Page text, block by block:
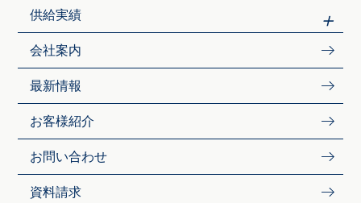
供給実績
会社案内
最新情報
お客様紹介
お問い合わせ
資料請求